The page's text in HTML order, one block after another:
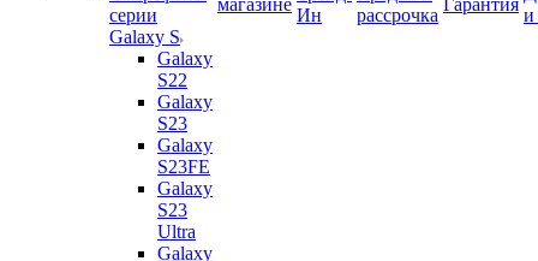
серии
Galaxy S
Galaxy
S22
Galaxy
S23
Galaxy
S23FE
Galaxy
S23
Ultra
Galaxy
магазине
Ин
рассрочка
Гарантия
и